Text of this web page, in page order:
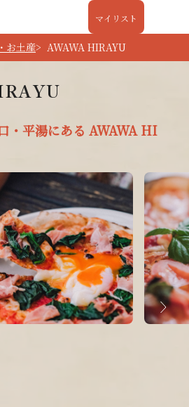
マイリスト
お土産 AWAWA HIRAYU
・平湯にある AWAWA HI